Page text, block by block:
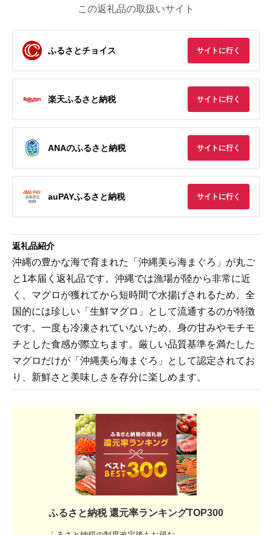
この返礼品の取扱いサイト
ふるさとチョイス サイトに行く
楽天ふるさと納税 サイトに行く
ANAのふるさと納税 サイトに行く
auPAYふるさと納税 サイトに行く
返礼品紹介
沖縄の豊かな海で育まれた「沖縄美ら海まぐろ」が丸ご
と1本届く返礼品です。沖縄では漁場が陸から非常に近
く、マグロが獲れてから短時間で水揚げされるため、全
国的には珍しい「生鮮マグロ」として流通するのが特徴
です。一度も冷凍されていないため、身の甘みやモチモ
チとした食感が際立ちます。厳しい品質基準を満たした
マグロだけが「沖縄美ら海まぐろ」として認定されてお
り、新鮮さと美味しさを存分に楽しめます。
ふるさと納税 還元率ランキングTOP300